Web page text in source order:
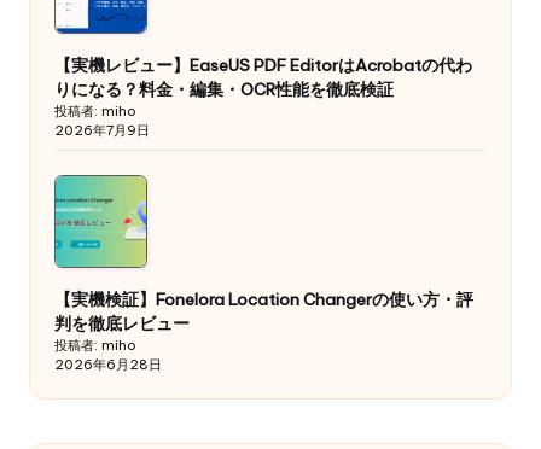
【実機レビュー】EaseUS PDF EditorはAcrobatの代わ
りになる？料金・編集・OCR性能を徹底検証
投稿者: miho
2026年7月9日
【実機検証】Fonelora Location Changerの使い方・評
判を徹底レビュー
投稿者: miho
2026年6月28日